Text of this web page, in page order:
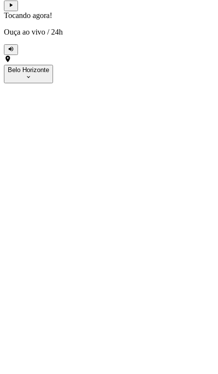
Tocando agora!
Ouça ao vivo / 24h
Belo Horizonte